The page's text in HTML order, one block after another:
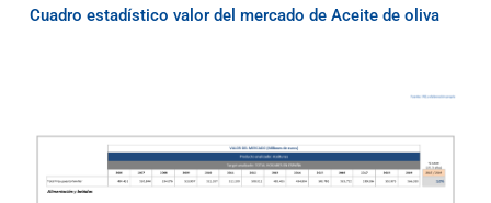
Cuadro estadístico valor del mercado de Aceite de oliva